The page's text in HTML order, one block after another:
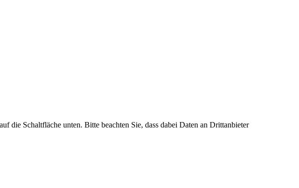
die Schaltfläche unten. Bitte beachten Sie, dass dabei Daten an Drittanbieter